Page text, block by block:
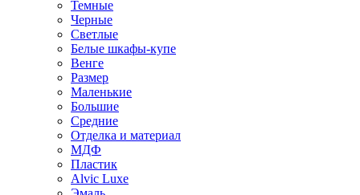
Темные
Черные
Светлые
Белые шкафы-купе
Венге
Размер
Маленькие
Большие
Средние
Отделка и материал
МДФ
Пластик
Alvic Luxe